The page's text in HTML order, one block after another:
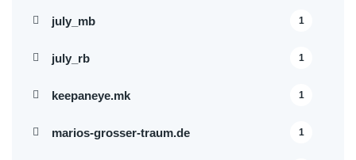
july_mb 1
july_rb 1
keepaneye.mk 1
marios-grosser-traum.de 1